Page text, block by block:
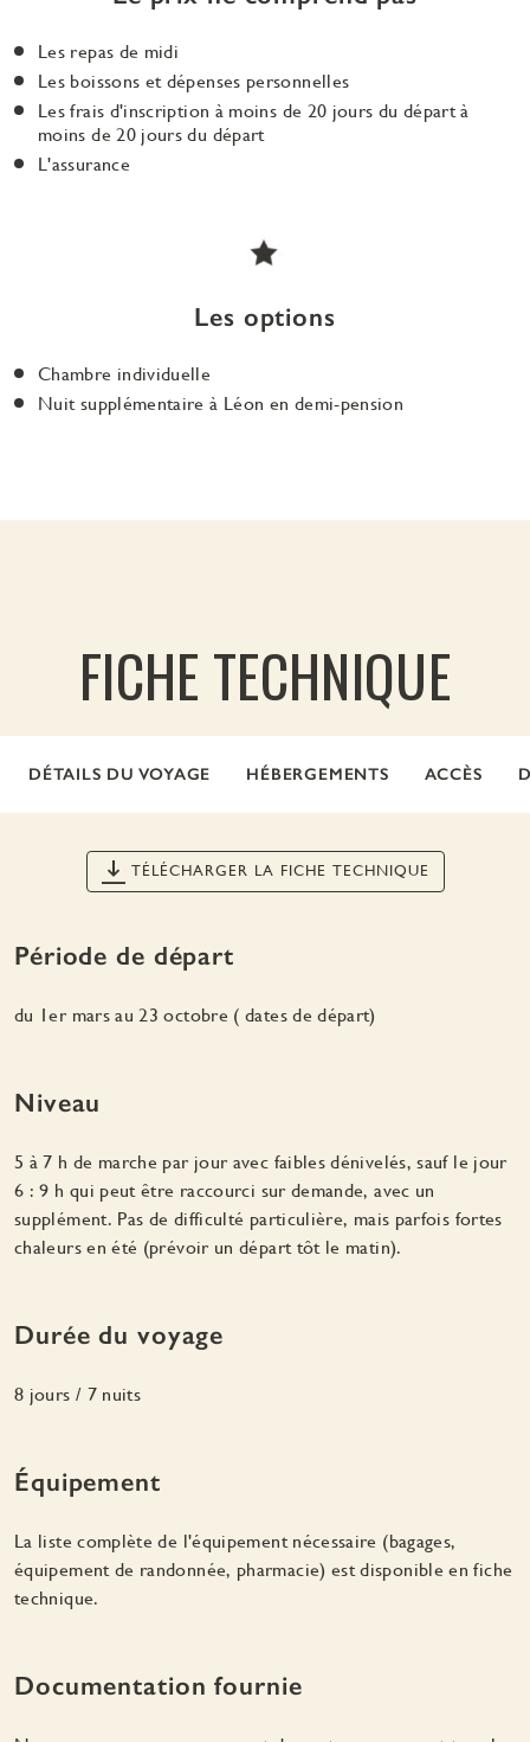
Les repas de midi
Les boissons et dépenses personnelles
Les frais d'inscription à moins de 20 jours du départ à
moins de 20 jours du départ
L'assurance
Les options
Chambre individuelle
Nuit supplémentaire à Léon en demi-pension
FICHE TECHNIQUE
DÉTAILS DU VOYAGE HÉBERGEMENTS ACCÈS
TÉLÉCHARGER LA FICHE TECHNIQUE
Période de départ
du 1er mars au 23 octobre ( dates de départ)
Niveau
5 à 7 h de marche par jour avec faibles dénivelés, sauf le jour
6 : 9 h qui peut être raccourci sur demande, avec un
supplément. Pas de difficulté particulière, mais parfois fortes
chaleurs en été (prévoir un départ tôt le matin).
Durée du voyage
8 jours / 7 nuits
Équipement
La liste complète de l'équipement nécessaire (bagages,
équipement de randonnée, pharmacie) est disponible en fiche
technique.
Documentation fournie